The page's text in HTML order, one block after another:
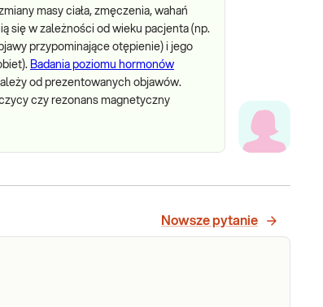
masy ciała, zmęczenia, wahań
się w zależności od wieku pacjenta (np.
przypominające otępienie) i jego
Badania poziomu hormonów
od prezentowanych objawów.
czy rezonans magnetyczny
Nowsze pytanie